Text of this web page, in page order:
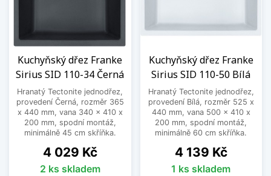
Kuchyňský dřez Franke
Sirius SID 110-34 Černá
Hranatý Tectonite jednodřez,
provedení Černá, rozměr 365
x 440 mm, vana 340 x 410 x
200 mm, spodní montáž,
minimálně 45 cm skříňka.
Cena
4 029 Kč
2 ks skladem
Kuchyňský dřez Franke
Sirius SID 110-50 Bílá
Hranatý Tectonite jednodřez,
provedení Bílá, rozměr 525 x
440 mm, vana 500 x 410 x
200 mm, spodní montáž,
minimálně 60 cm skříňka.
Cena
4 139 Kč
1 ks skladem